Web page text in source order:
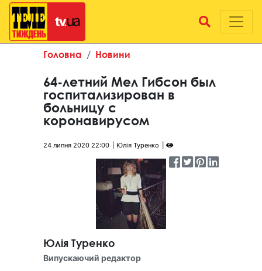
Головна Новини
64-летний Мел Гибсон был
госпитализирован в
больницу с
коронавирусом
24 липня 2020 22:00 Юлія Туренко
Юлія Туренко
Випускаючий редактор